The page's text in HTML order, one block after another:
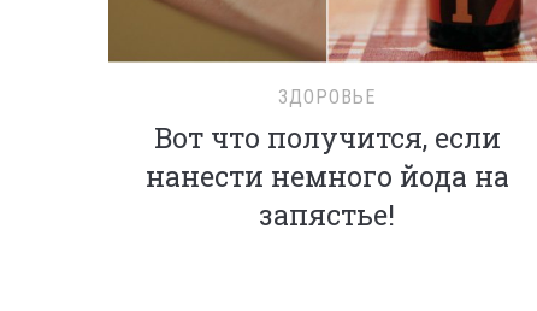
ЗДОРОВЬЕ
Вот что получится, если
нанести немного йода на
запястье!